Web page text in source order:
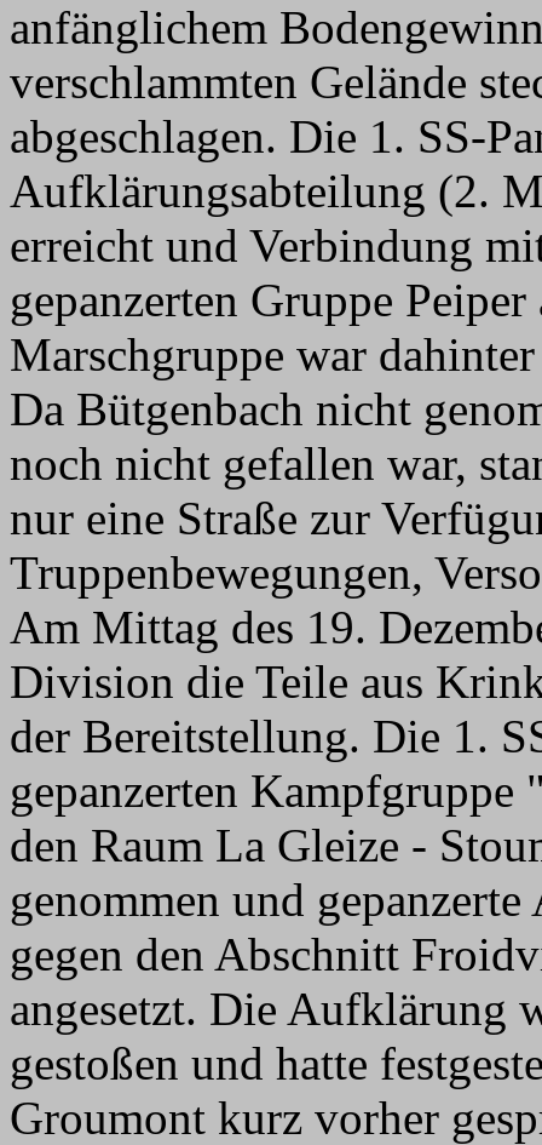
anfänglichem
verschlammten Gelände
abgeschlagen. Die 1. SS-
Aufklärungsabteilung (2.
erreicht und Verbindung
gepanzerten Gruppe
Marschgruppe war
Da Bütgenbach nicht
noch nicht gefallen war,
nur eine Straße zur
Truppenbewegungen,
Am Mittag des 19.
Division die Teile aus
der Bereitstellung. Die 1.
gepanzerten Kampfgruppe
den Raum La Gleize -
genommen und
gegen den Abschnitt
angesetzt. Die Aufklärung
gestoßen und hatte
Groumont kurz vorher